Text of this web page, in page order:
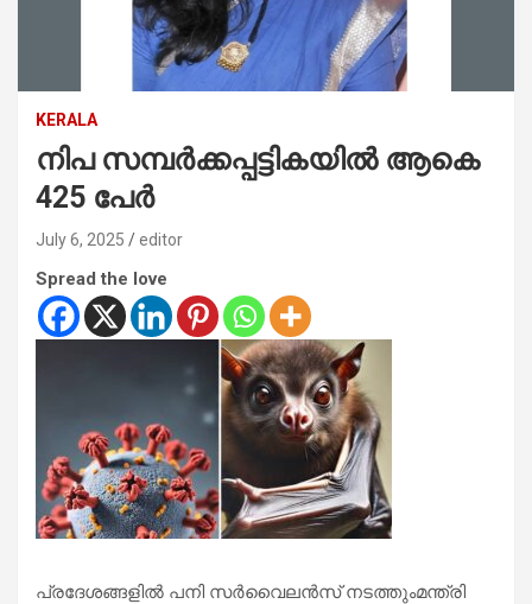
KERALA
നിപ സമ്പർക്കപ്പട്ടികയിൽ ആകെ
425 പേർ
July 6, 2025 editor
Spread the love
പ്രദേശങ്ങളിൽ പനി സർവൈലൻസ് നടത്തുംമന്ത്രി